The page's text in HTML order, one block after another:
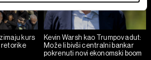
how your personal data is processed
in thedetails section
obrade su HD-WIN ARENA SPORT
. Više o podacima koje obrađujemo kao i
kurs
Kevin Warsh kao Trumpov adut:
Može li bivši centralni bankar
pokrenuti novi ekonomski boom